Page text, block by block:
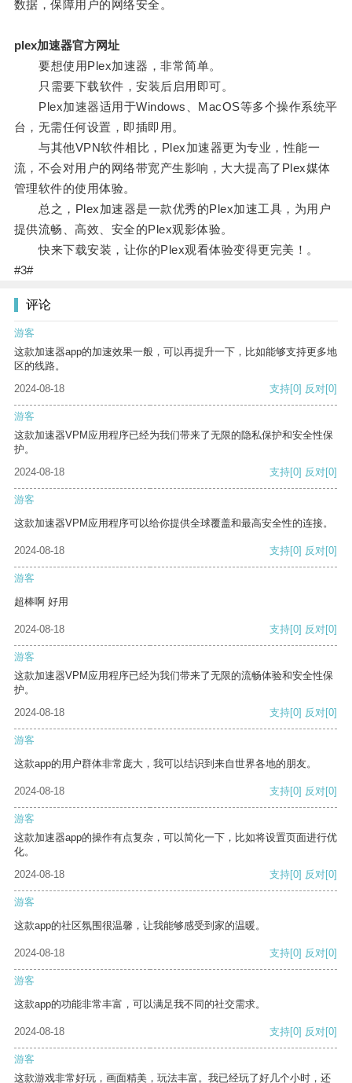
数据，保障用户的网络安全。
plex加速器官方网址
要想使用Plex加速器，非常简单。
只需要下载软件，安装后启用即可。
Plex加速器适用于Windows、MacOS等多个操作系统平
台，无需任何设置，即插即用。
与其他VPN软件相比，Plex加速器更为专业，性能一
流，不会对用户的网络带宽产生影响，大大提高了Plex媒体
管理软件的使用体验。
总之，Plex加速器是一款优秀的Plex加速工具，为用户
提供流畅、高效、安全的Plex观影体验。
快来下载安装，让你的Plex观看体验变得更完美！。
#3#
评论
游客
这款加速器app的加速效果一般，可以再提升一下，比如能够支持更多地
区的线路。
2024-08-18
支持[0] 反对[0]
游客
这款加速器VPM应用程序已经为我们带来了无限的隐私保护和安全性保
护。
2024-08-18
支持[0] 反对[0]
游客
这款加速器VPM应用程序可以给你提供全球覆盖和最高安全性的连接。
2024-08-18 支持[0] 反对[0]
游客
超棒啊 好用
2024-08-18 支持[0] 反对[0]
游客
这款加速器VPM应用程序已经为我们带来了无限的流畅体验和安全性保
护。
2024-08-18
支持[0] 反对[0]
游客
这款app的用户群体非常庞大，我可以结识到来自世界各地的朋友。
2024-08-18 支持[0] 反对[0]
游客
这款加速器app的操作有点复杂，可以简化一下，比如将设置页面进行优
化。
2024-08-18
支持[0] 反对[0]
游客
这款app的社区氛围很温馨，让我能够感受到家的温暖。
2024-08-18 支持[0] 反对[0]
游客
这款app的功能非常丰富，可以满足我不同的社交需求。
2024-08-18 支持[0] 反对[0]
游客
这款游戏非常好玩，画面精美，玩法丰富。我已经玩了好几个小时，还